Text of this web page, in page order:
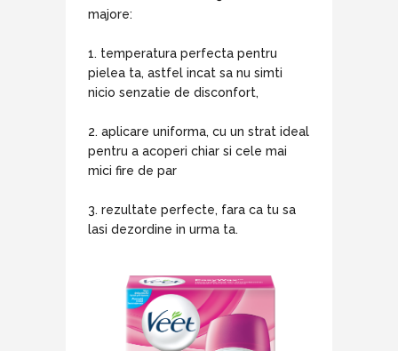
majore:
1. temperatura perfecta pentru
pielea ta, astfel incat sa nu simti
nicio senzatie de disconfort,
2. aplicare uniforma, cu un strat ideal
pentru a acoperi chiar si cele mai
mici fire de par
3. rezultate perfecte, fara ca tu sa
lasi dezordine in urma ta.